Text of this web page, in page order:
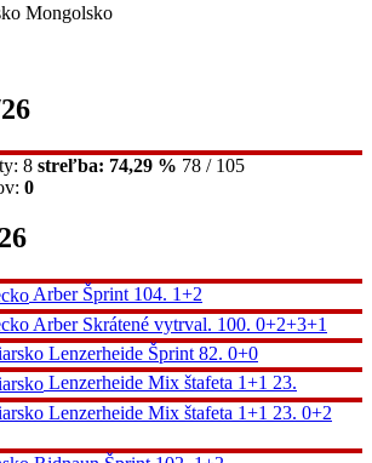
Mongolsko
8 streľba: 74,29 % 78 / 105
0
Arber Šprint 104. 1+2
Arber Skrátené vytrval. 100. 0+2+3+1
Lenzerheide Šprint 82. 0+0
Lenzerheide Mix štafeta 1+1 23.
Lenzerheide Mix štafeta 1+1 23. 0+2